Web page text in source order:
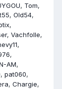
Tom
Old54
Vachfolle
AM
pat060
Chargie